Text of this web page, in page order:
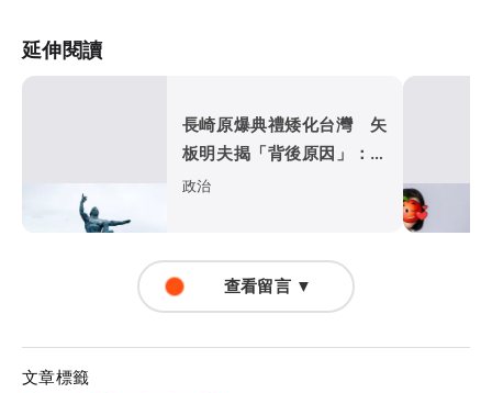
延伸閱讀
長崎原爆典禮矮化台灣 矢
板明夫揭「背後原因」：傷
害真正的朋友
政治
查看留言 ▼
文章標籤